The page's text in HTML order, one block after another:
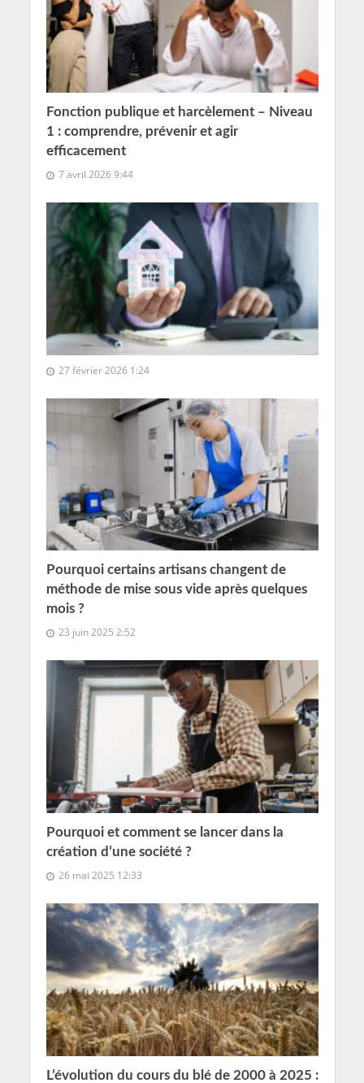
Fonction publique et harcèlement – Niveau
1 : comprendre, prévenir et agir
efficacement
7 avril 2026 9:44
27 février 2026 1:24
Pourquoi certains artisans changent de
méthode de mise sous vide après quelques
mois ?
23 juin 2025 2:52
Pourquoi et comment se lancer dans la
création d’une société ?
26 mai 2025 12:33
L’évolution du cours du blé de 2000 à 2025 :